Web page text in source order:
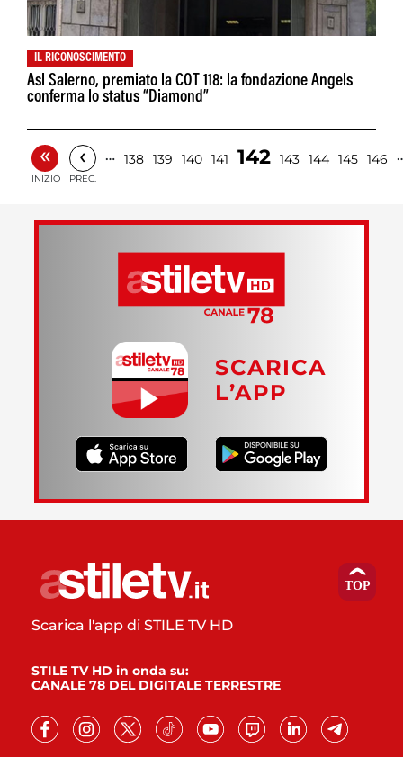
IL RICONOSCIMENTO
Asl Salerno, premiato la COT 118: la fondazione Angels
conferma lo status “Diamond”
«
INIZIO
‹
PREC.
… 138 139 140 141 142 143 144 145 146
SCARICA
L’APP
Scarica l'app di STILE TV HD
STILE TV HD in onda su:
CANALE 78 DEL DIGITALE TERRESTRE